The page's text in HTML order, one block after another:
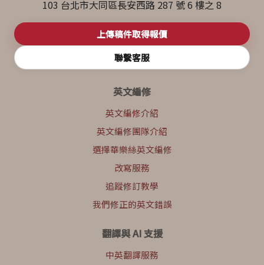
103 台北市大同區長安西路 287 號 6 樓之 8
上傳稿件取得報價
聯繫客服
英文編修
英文編修介紹
英文編修團隊介紹
選擇華樂絲英文編修
改寫服務
追蹤修訂教學
我們修正的英文錯誤
翻譯與 AI 支援
中英翻譯服務